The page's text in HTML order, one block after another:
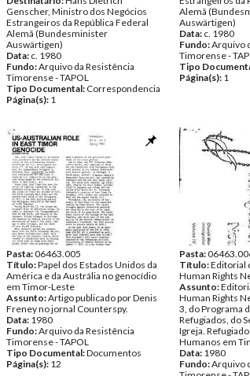
Genscher, Ministro dos Negócios
Estrangeiros da República Federal
Alemã (Bundesminister
Auswärtigen)
Data: c. 1980
Fundo:Arquivo da Resistência
Timorense - TAPOL
Tipo Documental: Correspondencia
Página(s): 1
Alemã
Auswärtigen)
Data: c. 1980
Fundo:Arquivo
Timorense -
Tipo
Página(s): 1
Pasta:06463.005
Título:Papel dos Estados Unidos da
América e da Austrália no genocídio
em Timor-Leste
Assunto:Artigo publicado por Denis
Freney no jornal Counterspy.
Data: 1980
Fundo:Arquivo da Resistência
Timorense - TAPOL
Tipo Documental:Documentos
Página(s): 12
Pasta:
Título:Editorial
Human Rights
Assunto:
Human Rights
3, do Programa
Refugiados, do
Igreja.
Humanos em
Data: 1980
Fundo:Arquivo